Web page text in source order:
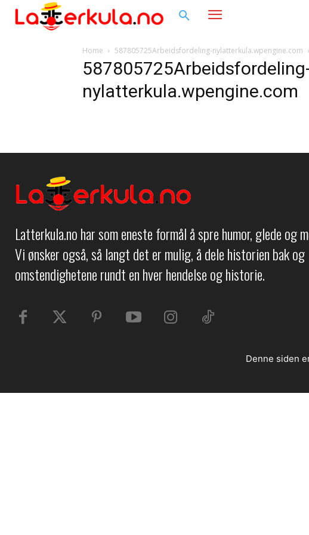
Home 587805725Arbeidsfordeling-nylatterkula.wpengine.com
nylatterkula.wpengine.com
Latterkula.no har som eneste formål å spre humor, glede og
Vi ønsker også, så langt det er mulig, å dele historien bak og
omstendighetene rundt en hver hendelse og historie.
Denne siden